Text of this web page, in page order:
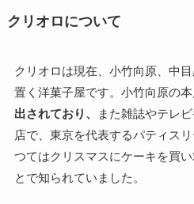
クリオロについて
クリオロは現在、小竹向原、中
置く洋菓子屋です。小竹向原の
出されており、
また雑誌やテレ
店で、東京を代表するパティス
つてはクリスマスにケーキを買
とで知られていました。